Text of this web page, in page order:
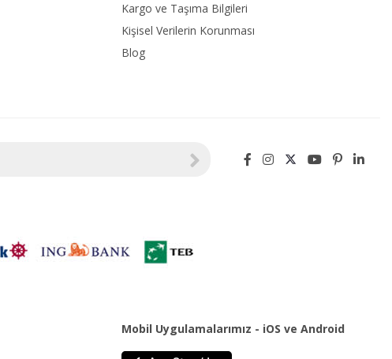
Kargo ve Taşıma Bilgileri
Kişisel Verilerin Korunması
Blog
Mobil Uygulamalarımız - iOS ve Android